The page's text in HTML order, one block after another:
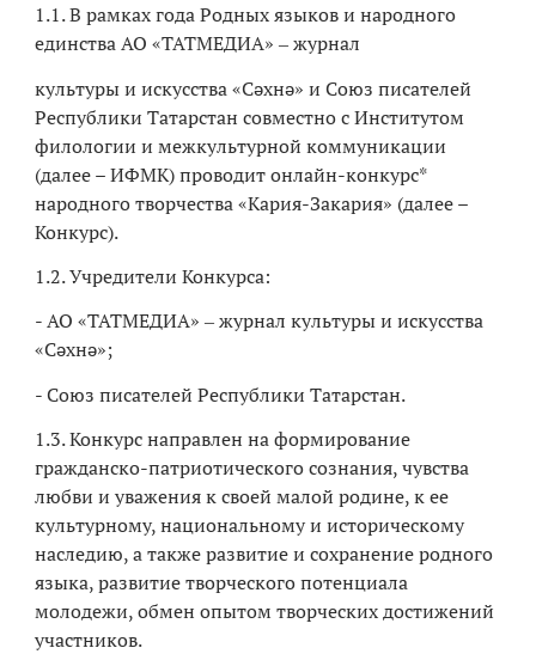
1.1. В рамках года Родных языков и народного
единства АО «ТАТМЕДИА» ‒ журнал
культуры и искусства «Сәхнә» и Союз писателей
Республики Татарстан совместно с Институтом
филологии и межкультурной коммуникации
(далее – ИФМК) проводит онлайн-конкурс*
народного творчества «Кария-Закария» (далее –
Конкурс).
1.2. Учредители Конкурса:
- АО «ТАТМЕДИА» ‒ журнал культуры и искусства
«Сәхнә»;
- Союз писателей Республики Татарстан.
1.3. Конкурс направлен на формирование
гражданско-патриотического сознания, чувства
любви и уважения к своей малой родине, к ее
культурному, национальному и историческому
наследию, а также развитие и сохранение родного
языка, развитие творческого потенциала
молодежи, обмен опытом творческих достижений
участников.